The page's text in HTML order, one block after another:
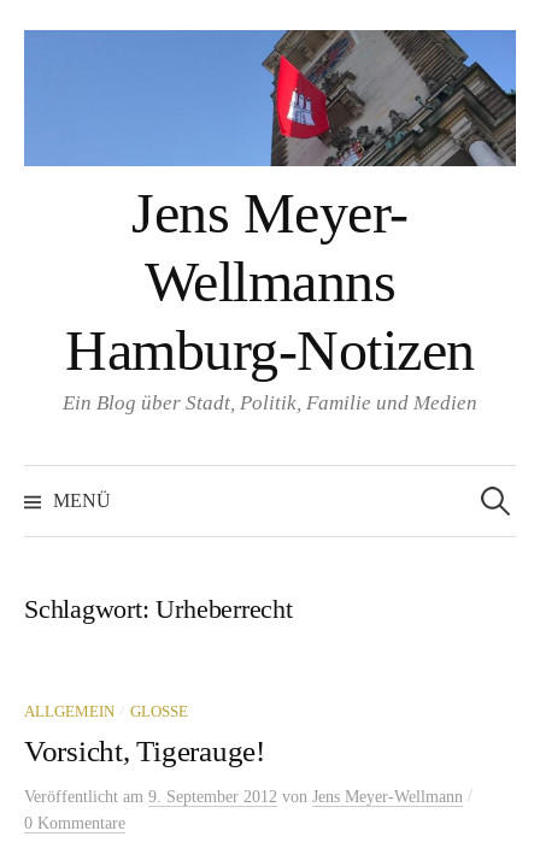
Jens Meyer-
Wellmanns
Hamburg-Notizen
Ein Blog über Stadt, Politik, Familie und Medien
MENÜ
nach:
Schlagwort:Urheberrecht
ALLGEMEIN / GLOSSE
Vorsicht, Tigerauge!
Veröffentlicht am 9. September 2012 von Jens Meyer-Wellmann /
0 Kommentare